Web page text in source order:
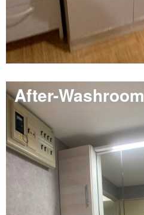
After-Washroom